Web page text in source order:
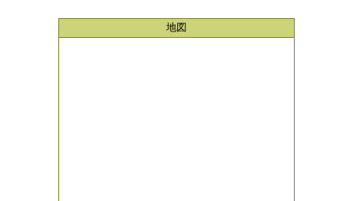
地図